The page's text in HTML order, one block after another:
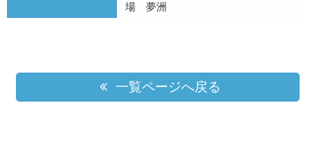
場 夢洲
一覧ページへ戻る